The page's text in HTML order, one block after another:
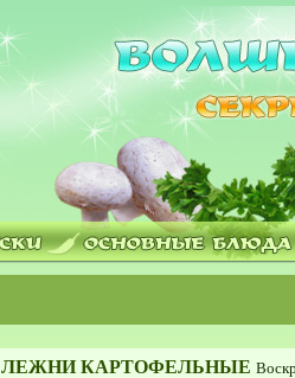
ЛЕЖНИ КАРТОФЕЛЬНЫЕ